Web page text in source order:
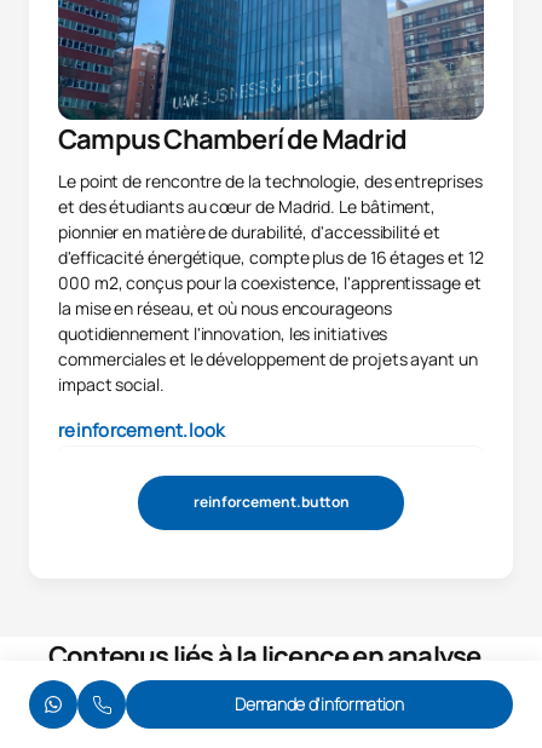
Campus Chamberí de Madrid
Le point de rencontre de la technologie, des entreprises
et des étudiants au cœur de Madrid. Le bâtiment,
pionnier en matière de durabilité, d'accessibilité et
d'efficacité énergétique, compte plus de 16 étages et 12
000 m2, conçus pour la coexistence, l'apprentissage et
la mise en réseau, et où nous encourageons
quotidiennement l'innovation, les initiatives
commerciales et le développement de projets ayant un
impact social.
reinforcement.look
reinforcement.button
Contenus liés à la licence en analyse
de données d'entreprise
Demande d'information